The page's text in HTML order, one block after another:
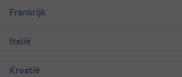
Frankrijk
Italië
Kroatië